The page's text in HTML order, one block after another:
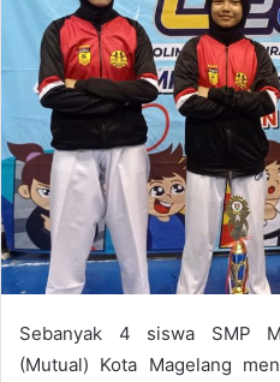
Sebanyak 4 siswa SMP
(Mutual) Kota Magelang